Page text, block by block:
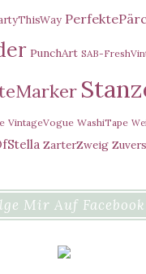
PunchArt SAB-
VintageVogue WashiTape
ZarterZweig
Mir Auf Facebook